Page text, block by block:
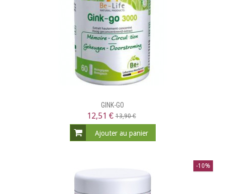
GINK-GO
12,51 €13,90 €
Ajouter au panier
-10%